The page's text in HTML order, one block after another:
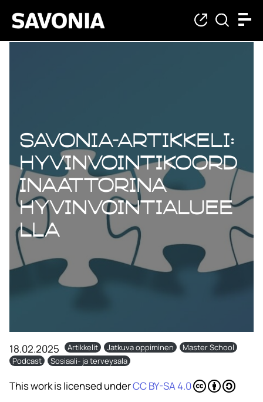
Savonia-artikkeli:
Hyvinvointikoord
inaattorina
hyvinvointialuee
lla
18.02.2025 Artikkelit Jatkuva oppiminen
Master School
Podcast
Sosiaali- ja terveysala
This work is licensed underCC BY-SA 4.0